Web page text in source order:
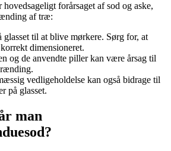
forårsaget af sod og aske,
af træ:
til at blive mørkere. Sørg for, at
dimensioneret.
og de anvendte piller kan være årsag til
vedligeholdelse kan også bidrage til
på glasset.
man